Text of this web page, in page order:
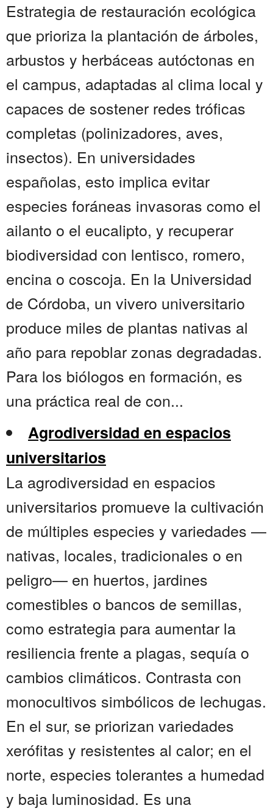
Estrategia de restauración ecológica
que prioriza la plantación de árboles,
arbustos y herbáceas autóctonas en
el campus, adaptadas al clima local y
capaces de sostener redes tróficas
completas (polinizadores, aves,
insectos). En universidades
españolas, esto implica evitar
especies foráneas invasoras como el
ailanto o el eucalipto, y recuperar
biodiversidad con lentisco, romero,
encina o coscoja. En la Universidad
de Córdoba, un vivero universitario
produce miles de plantas nativas al
año para repoblar zonas degradadas.
Para los biólogos en formación, es
una práctica real de con...
Agrodiversidad en espacios
universitarios
La agrodiversidad en espacios
universitarios promueve la cultivación
de múltiples especies y variedades —
nativas, locales, tradicionales o en
peligro— en huertos, jardines
comestibles o bancos de semillas,
como estrategia para aumentar la
resiliencia frente a plagas, sequía o
cambios climáticos. Contrasta con
monocultivos simbólicos de lechugas.
En el sur, se priorizan variedades
xerófitas y resistentes al calor; en el
norte, especies tolerantes a humedad
y baja luminosidad. Es una